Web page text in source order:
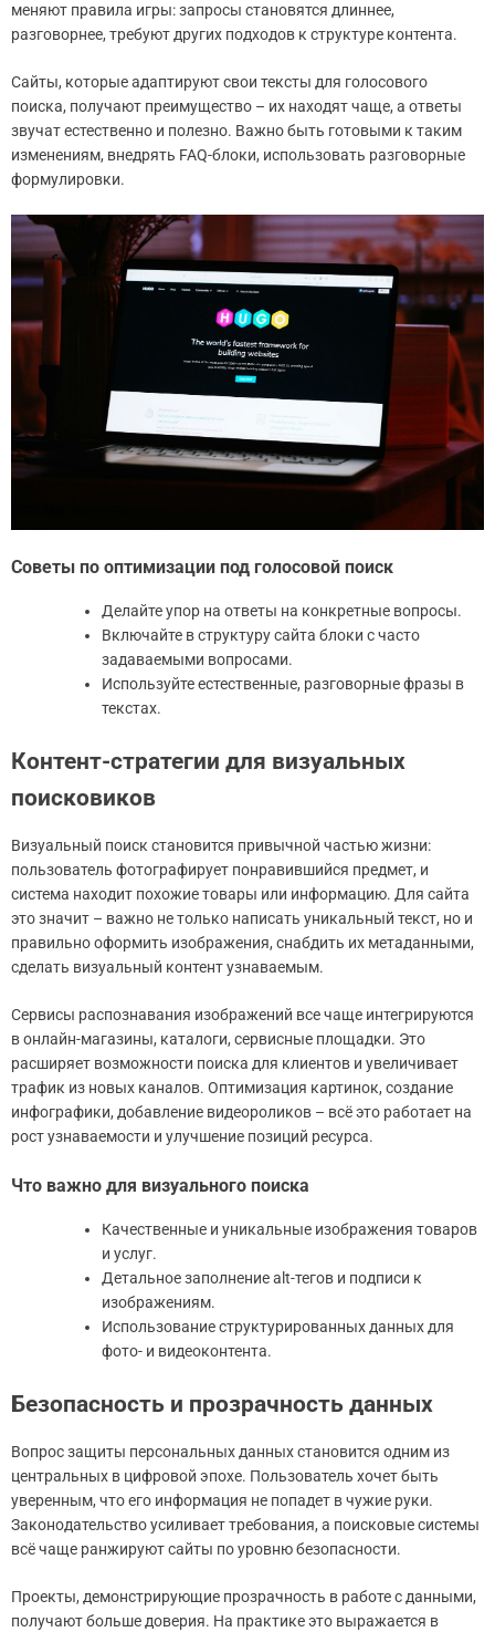
меняют правила игры: запросы становятся длиннее,
разговорнее, требуют других подходов к структуре контента.
Сайты, которые адаптируют свои тексты для голосового
поиска, получают преимущество – их находят чаще, а ответы
звучат естественно и полезно. Важно быть готовыми к таким
изменениям, внедрять FAQ-блоки, использовать разговорные
формулировки.
Советы по оптимизации под голосовой поиск
Делайте упор на ответы на конкретные вопросы.
Включайте в структуру сайта блоки с часто
задаваемыми вопросами.
Используйте естественные, разговорные фразы в
текстах.
Контент-стратегии для визуальных
поисковиков
Визуальный поиск становится привычной частью жизни:
пользователь фотографирует понравившийся предмет, и
система находит похожие товары или информацию. Для сайта
это значит – важно не только написать уникальный текст, но и
правильно оформить изображения, снабдить их метаданными,
сделать визуальный контент узнаваемым.
Сервисы распознавания изображений все чаще интегрируются
в онлайн-магазины, каталоги, сервисные площадки. Это
расширяет возможности поиска для клиентов и увеличивает
трафик из новых каналов. Оптимизация картинок, создание
инфографики, добавление видеороликов – всё это работает на
рост узнаваемости и улучшение позиций ресурса.
Что важно для визуального поиска
Качественные и уникальные изображения товаров
и услуг.
Детальное заполнение alt-тегов и подписи к
изображениям.
Использование структурированных данных для
фото- и видеоконтента.
Безопасность и прозрачность данных
Вопрос защиты персональных данных становится одним из
центральных в цифровой эпохе. Пользователь хочет быть
уверенным, что его информация не попадет в чужие руки.
Законодательство усиливает требования, а поисковые системы
всё чаще ранжируют сайты по уровню безопасности.
Проекты, демонстрирующие прозрачность в работе с данными,
получают больше доверия. На практике это выражается в